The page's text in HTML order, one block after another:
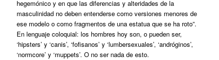
hegemónico y en que las diferencias y alteridades de la
masculinidad no deben entenderse como versiones menores de
ese modelo o como fragmentos de una estatua que se ha roto”.
En lenguaje coloquial: los hombres hoy son, o pueden ser,
‘hipsters’ y ‘canis’, ‘fofisanos’ y ‘lumbersexuales’, ‘andróginos’,
‘normcore’ y ‘muppets’. O no ser nada de esto.